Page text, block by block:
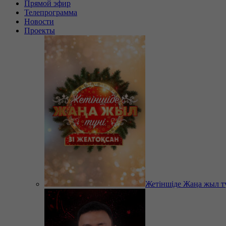
Прямой эфир
Телепрограмма
Новости
Проекты
Жетіншіде Жаңа жыл